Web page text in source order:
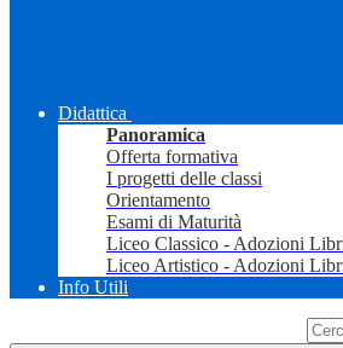
Didattica
Panoramica
Offerta formativa
I progetti delle classi
Orientamento
Esami di Maturità
Liceo Classico - Adozioni
Liceo Artistico - Adozioni
Info Utili